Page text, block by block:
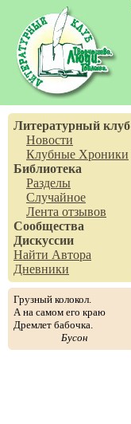
Литературный клуб
Новости
Клубные Хроники
Библиотека
Разделы
Случайное
Лента отзывов
Сообщества
Дискуссии
Найти Автора
Дневники
Грузный колокол.
А на самом его краю
Дремлет бабочка.
Бусон